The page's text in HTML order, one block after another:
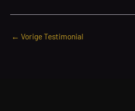
← Vorige Testimonial